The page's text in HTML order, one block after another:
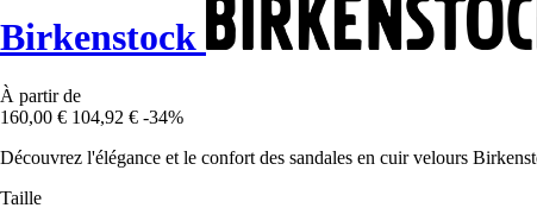
Birkenstock
À partir de
160,00 € 104,92 € -34%
Découvrez l'élégance et le confort des sandales en cuir velours
Taille